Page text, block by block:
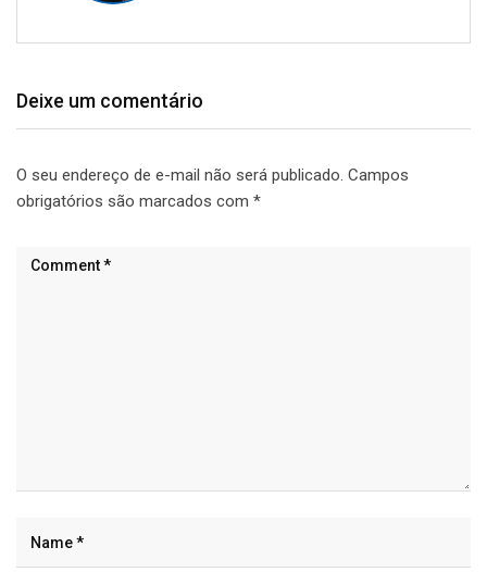
Deixe um comentário
O seu endereço de e-mail não será publicado. Campos
obrigatórios são marcados com *